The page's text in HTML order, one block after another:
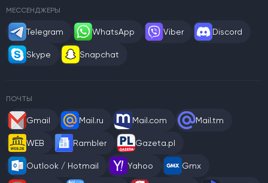
МЕССЕНДЖЕРЫ
Telegram WhatsApp Viber Discord
Skype Snapchat
ПОЧТЫ
Gmail Mail.ru Mail.com Mail.tm
WEB Rambler Gazeta.pl
Outlook / Hotmail Yahoo Gmx